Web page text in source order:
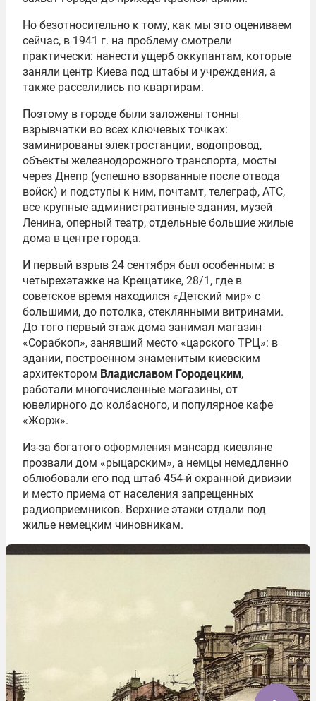
Но безотносительно к тому, как мы это оцениваем
сейчас, в 1941 г. на проблему смотрели
практически: нанести ущерб оккупантам, которые
заняли центр Киева под штабы и учреждения, а
также расселились по квартирам.
Поэтому в городе были заложены тонны
взрывчатки во всех ключевых точках:
заминированы электростанции, водопровод,
объекты железнодорожного транспорта, мосты
через Днепр (успешно взорванные после отвода
войск) и подступы к ним, почтамт, телеграф, АТС,
все крупные административные здания, музей
Ленина, оперный театр, отдельные большие жилые
дома в центре города.
И первый взрыв 24 сентября был особенным: в
четырехэтажке на Крещатике, 28/1, где в
советское время находился «Детский мир» с
большими, до потолка, стеклянными витринами.
До того первый этаж дома занимал магазин
«Сорабкоп», занявший место «царского ТРЦ»: в
здании, построенном знаменитым киевским
архитектором Владиславом Городецким,
работали многочисленные магазины, от
ювелирного до колбасного, и популярное кафе
«Жорж».
Из-за богатого оформления мансард киевляне
прозвали дом «рыцарским», а немцы немедленно
облюбовали его под штаб 454-й охранной дивизии
и место приема от населения запрещенных
радиоприемников. Верхние этажи отдали под
жилье немецким чиновникам.